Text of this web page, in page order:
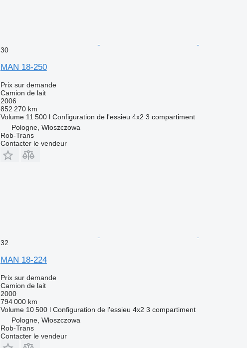
30
MAN 18-250
Prix sur demande
Camion de lait
2006
852 270 km
Volume 11 500 l Configuration de l'essieu 4x2 3 compartiment
Pologne, Włoszczowa
Rob-Trans
Contacter le vendeur
32
MAN 18-224
Prix sur demande
Camion de lait
2000
794 000 km
Volume 10 500 l Configuration de l'essieu 4x2 3 compartiment
Pologne, Włoszczowa
Rob-Trans
Contacter le vendeur